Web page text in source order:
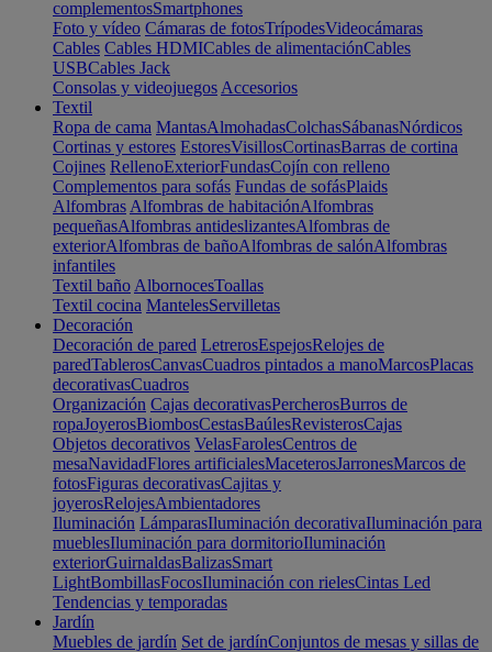
complementosSmartphones
Foto y vídeo Cámaras de fotosTrípodesVideocámaras
Cables Cables HDMICables de alimentaciónCables
USBCables Jack
Consolas y videojuegos Accesorios
Textil
Ropa de cama MantasAlmohadasColchasSábanasNórdicos
Cortinas y estores EstoresVisillosCortinasBarras de cortina
Cojines RellenoExteriorFundasCojín con relleno
Complementos para sofás Fundas de sofásPlaids
Alfombras Alfombras de habitaciónAlfombras
pequeñasAlfombras antideslizantesAlfombras de
exteriorAlfombras de bañoAlfombras de salónAlfombras
infantiles
Textil baño AlbornocesToallas
Textil cocina MantelesServilletas
Decoración
Decoración de pared LetrerosEspejosRelojes de
paredTablerosCanvasCuadros pintados a manoMarcosPlacas
decorativasCuadros
Organización Cajas decorativasPercherosBurros de
ropaJoyerosBiombosCestasBaúlesRevisterosCajas
Objetos decorativos VelasFarolesCentros de
mesaNavidadFlores artificialesMaceterosJarronesMarcos de
fotosFiguras decorativasCajitas y
joyerosRelojesAmbientadores
Iluminación LámparasIluminación decorativaIluminación para
mueblesIluminación para dormitorioIluminación
exteriorGuirnaldasBalizasSmart
LightBombillasFocosIluminación con rielesCintas Led
Tendencias y temporadas
Jardín
Muebles de jardín Set de jardínConjuntos de mesas y sillas de